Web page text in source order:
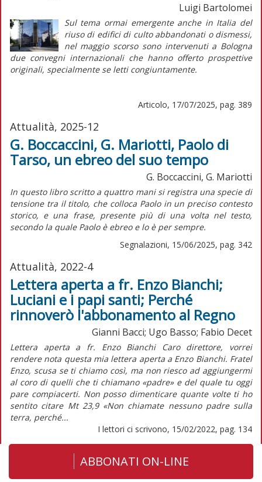
Luigi Bartolomei
Sul tema ormai emergente anche in Italia del
riuso di edifici di culto abbandonati o dismessi,
nel maggio scorso sono intervenuti a Bologna
due convegni internazionali che hanno offerto prospettive
originali, specialmente se letti congiuntamente.
Articolo, 17/07/2025, pag. 389
Attualità, 2025-12
G. Boccaccini, G. Mariotti, Paolo di
Tarso, un ebreo del suo tempo
G. Boccaccini, G. Mariotti
In questo libro scritto a quattro mani si registra una specie di
tensione tra il titolo, che colloca Paolo in un preciso contesto
storico, e una frase, presente più di una volta nel testo,
secondo la quale Paolo è ebreo e lo è per sempre.
Segnalazioni, 15/06/2025, pag. 342
Attualità, 2022-4
Lettera aperta a fr. Enzo Bianchi;
Luciani e i papi santi; Perché
rinnoverò l'abbonamento al Regno
Gianni Bacci; Ugo Basso; Fabio Decet
Lettera aperta a fr. Enzo Bianchi Caro direttore, vorrei
rendere nota questa mia lettera aperta a Enzo Bianchi. Fratel
Enzo, scusa se ti chiamo così, ma non riesco ad aggiungermi
al coro di quelli che ti chiamano «padre» e del quale tu oggi
pare compiacerti. Non posso dimenticare quante volte ti ho
sentito citare Mt 23,9 «Non chiamate nessuno padre sulla
terra, perché...
I lettori ci scrivono, 15/02/2022, pag. 134
ABBONATI ON-LINE